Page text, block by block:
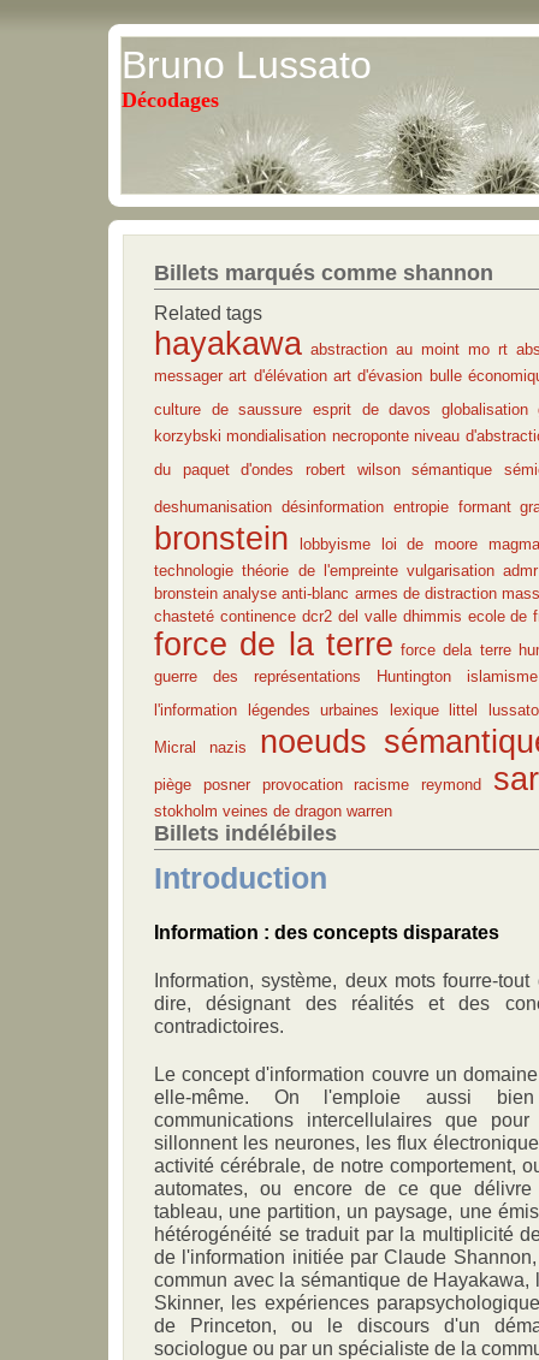
Bruno Lussato
Décodages
Billets marqués comme shannon
Related tags
hayakawa abstraction au moint mo rt
messager art d'élévation art d'évasion bulle
culture de saussure esprit de davos globalisation
korzybski mondialisation necroponte niveau
du paquet d'ondes
robert wilson sémantique
deshumanisation désinformation entropie formant
bronstein lobbyisme loi de moore magma
technologie théorie de l'empreinte vulgarisation admr
bronstein analyse anti-blanc armes de distraction
chasteté continence dcr2 del valle dhimmis ecole de
force de la terre force dela terre
guerre des représentations
Huntington
islamisme
l'information
légendes urbaines lexique littel lussato
Micral nazis noeuds
piège posner provocation racisme reymond
stokholm veines de dragon warren
Billets indélébiles
Introduction
Information : des concepts disparates
Information, système, deux mots fourre-
dire, désignant des réalités et des
contradictoires.
Le concept d'information couvre un
elle-même. On l'emploie aussi
communications intercellulaires que
sillonnent les neurones, les flux
activité cérébrale, de notre comportement,
automates, ou encore de ce que
tableau, une partition, un paysage, une
hétérogénéité se traduit par la multiplicité
de l'information initiée par Claude
commun avec la sémantique de Hayakawa,
Skinner, les expériences
de Princeton, ou le discours d'un
sociologue ou par un spécialiste de la